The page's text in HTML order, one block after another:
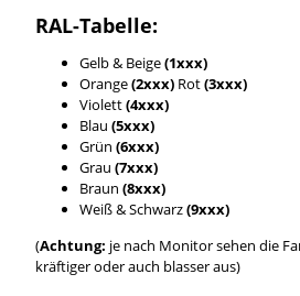
RAL-Tabelle:
Gelb & Beige(1xxx)
Orange(2xxx)Rot(3xxx)
Violett(4xxx)
Blau (5xxx)
Grün (6xxx)
Grau (7xxx)
Braun (8xxx)
Weiß & Schwarz(9xxx)
(Achtung: je nach Monitor sehen die
kräftiger oder auch blasser aus)